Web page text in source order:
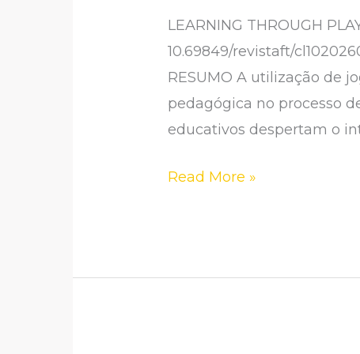
LEARNING THROUGH
10.69849/revistaft/
RESUMO A utilização de
pedagógica no processo
educativos despertam o
EM
PERÍODO
DE
PANDEMIA
Read More »